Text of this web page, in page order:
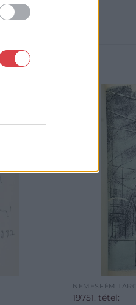
NEMESFÉM
19751. tétel: